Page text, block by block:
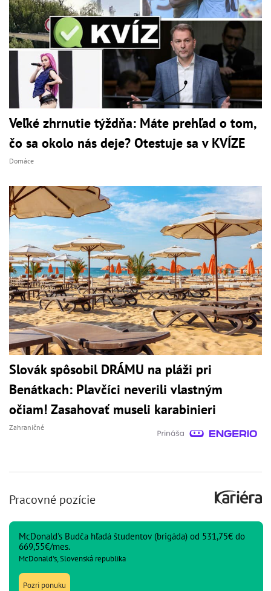
Veľké zhrnutie týždňa: Máte prehľad o tom,
čo sa okolo nás deje? Otestuje sa v KVÍZE
Domáce
Slovák spôsobil DRÁMU na pláži pri
Benátkach: Plavčíci neverili vlastným
očiam! Zasahovať museli karabinieri
Zahraničné
Pracovné pozície
McDonald's Budča hľadá študentov (brigáda) od 531,75€ do
669,55€/mes.
McDonald's, Slovenská republika
Pozri ponuku